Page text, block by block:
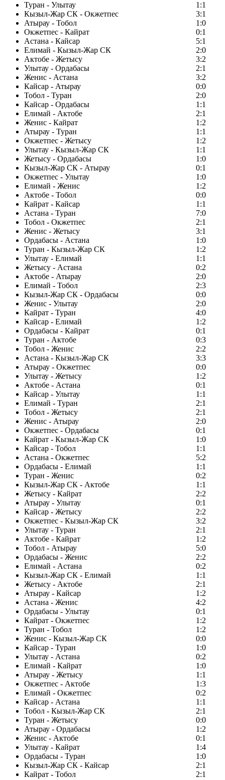
Туран - Улытау
1:1
Кызыл-Жар СК - Окжетпес
3:1
Атырау - Тобол
1:0
Окжетпес - Кайрат
0:1
Астана - Кайсар
5:1
Елимай - Кызыл-Жар СК
2:0
Актобе - Жетысу
3:2
Улытау - Ордабасы
2:1
Женис - Астана
3:2
Кайсар - Атырау
0:0
Тобол - Туран
2:0
Кайсар - Ордабасы
1:1
Елимай - Актобе
2:1
Женис - Кайрат
1:2
Атырау - Туран
1:1
Окжетпес - Жетысу
1:2
Улытау - Кызыл-Жар СК
1:1
Жетысу - Ордабасы
1:0
Кызыл-Жар СК - Атырау
0:1
Окжетпес - Улытау
1:0
Елимай - Женис
1:2
Актобе - Тобол
0:0
Кайрат - Кайсар
1:1
Астана - Туран
7:0
Тобол - Окжетпес
2:1
Женис - Жетысу
3:1
Ордабасы - Астана
1:0
Туран - Кызыл-Жар СК
1:2
Улытау - Елимай
1:1
Жетысу - Астана
0:2
Актобе - Атырау
2:0
Елимай - Тобол
2:3
Кызыл-Жар СК - Ордабасы
0:0
Женис - Улытау
2:0
Кайрат - Туран
4:0
Кайсар - Елимай
1:2
Ордабасы - Кайрат
0:1
Туран - Актобе
0:3
Тобол - Женис
2:2
Астана - Кызыл-Жар СК
3:3
Атырау - Окжетпес
0:0
Улытау - Жетысу
1:2
Актобе - Астана
0:1
Кайсар - Улытау
1:1
Елимай - Туран
2:1
Тобол - Жетысу
2:1
Женис - Атырау
2:0
Окжетпес - Ордабасы
0:1
Кайрат - Кызыл-Жар СК
1:0
Кайсар - Тобол
1:1
Астана - Окжетпес
5:2
Ордабасы - Елимай
1:1
Туран - Женис
0:2
Кызыл-Жар СК - Актобе
1:1
Жетысу - Кайрат
2:2
Атырау - Улытау
0:1
Кайсар - Жетысу
2:2
Окжетпес - Кызыл-Жар СК
3:2
Улытау - Туран
2:1
Актобе - Кайрат
1:2
Тобол - Атырау
5:0
Ордабасы - Женис
2:2
Елимай - Астана
0:2
Кызыл-Жар СК - Елимай
1:1
Жетысу - Актобе
2:1
Атырау - Кайсар
1:2
Астана - Женис
4:2
Ордабасы - Улытау
0:1
Кайрат - Окжетпес
1:2
Туран - Тобол
1:2
Женис - Кызыл-Жар СК
0:0
Кайсар - Туран
1:0
Улытау - Астана
0:2
Елимай - Кайрат
1:0
Атырау - Жетысу
1:1
Окжетпес - Актобе
1:3
Елимай - Окжетпес
0:2
Кайсар - Астана
1:1
Тобол - Кызыл-Жар СК
2:1
Туран - Жетысу
0:0
Атырау - Ордабасы
1:2
Женис - Актобе
0:1
Улытау - Кайрат
1:4
Ордабасы - Туран
1:0
Кызыл-Жар СК - Кайсар
2:1
Кайрат - Тобол
2:1